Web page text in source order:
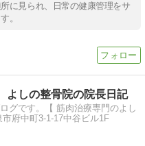
に見られ、日常の健康管理をサ
。
よしの整骨院の院長日記
グです。【 筋肉治療専門のよし
府中町3-1-17中谷ビル1F